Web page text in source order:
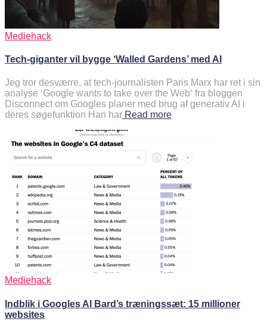
Mediehack
Tech-giganter vil bygge ‘Walled Gardens’ med AI
Jeg tror desværre, at tech-journalisten Paris Marx har ret i sin
analyse ‘Google wants to take over the Web‘ fra bloggen
Disconnect om Googles planer med brug af generativ AI i
deres søgefunktion Han har Read more
Mediehack
Indblik i Googles AI Bard’s træningssæt: 15 millioner
websites